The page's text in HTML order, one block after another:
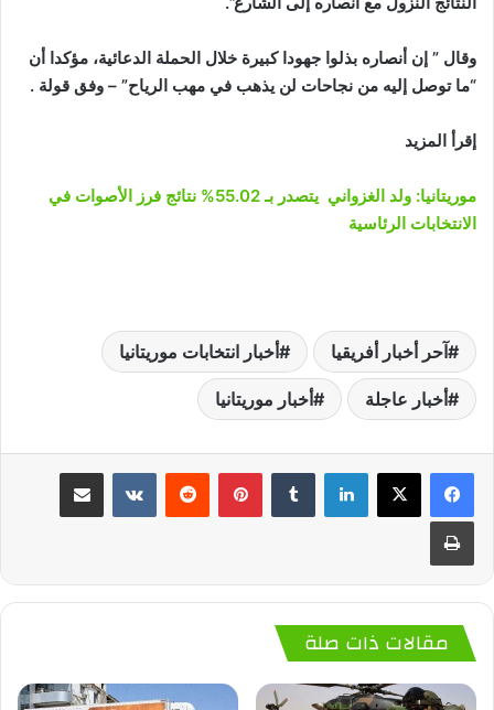
وقال ” إن أنصاره بذلوا جهودا كبيرة خلال الحملة الدعائية، مؤكدا أن
“ما توصل إليه من نجاحات لن يذهب في مهب الرياح” – وفق قولة .
إقرأ المزيد
موريتانيا: ولد الغزواني يتصدر بـ 55.02% نتائج فرز الأصوات في
الانتخابات الرئاسية
آحر أخبار أفريقيا أخبار انتخابات موريتانيا
أخبار عاجلة أخبار موريتانيا
لينكدإن بينتيريست
مقالات ذات صلة